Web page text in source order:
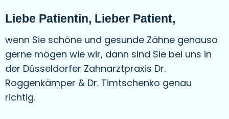
Liebe Patientin, Lieber Patient,
wenn Sie schöne und gesunde Zähne genauso
gerne mögen wie wir, dann sind Sie bei uns in
der Düsseldorfer Zahnarztpraxis Dr.
Roggenkämper & Dr. Timtschenko genau
richtig.